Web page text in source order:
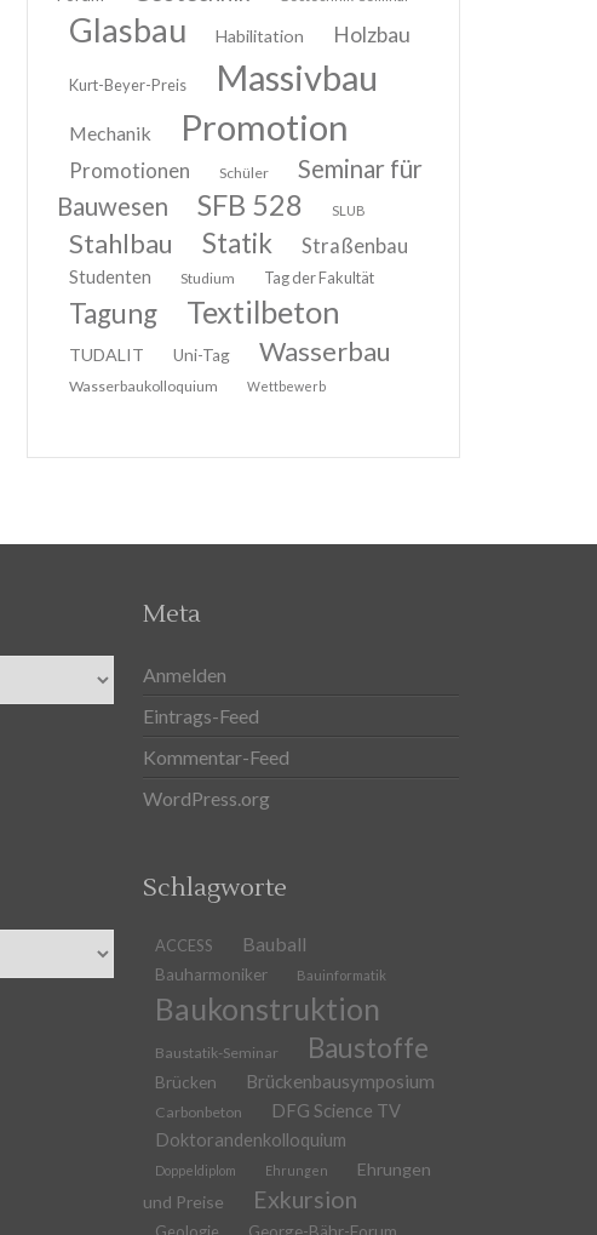
Glasbau Habilitation Holzbau
Kurt-Beyer-Preis Massivbau
Mechanik Promotion
Promotionen Schüler
Seminar für
Bauwesen
SFB 528 SLUB
Stahlbau Statik Straßenbau
Studenten Studium Tag der Fakultät
Tagung Textilbeton
TUDALIT Uni-Tag Wasserbau
Wasserbaukolloquium Wettbewerb
Meta
Anmelden
Eintrags-Feed
Kommentar-Feed
WordPress.org
Schlagworte
ACCESS Bauball
Bauharmoniker Bauinformatik
Baukonstruktion
Baustatik-Seminar Baustoffe
Brücken Brückenbausymposium
Carbonbeton
DFG Science TV
Doktorandenkolloquium
Doppeldiplom Ehrungen
Ehrungen
und Preise
Exkursion
Geologie George-Bähr-Forum